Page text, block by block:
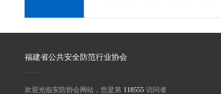
福建省公共安全防范行业协会
欢迎光临安防协会网站，您是第 118555 访问者